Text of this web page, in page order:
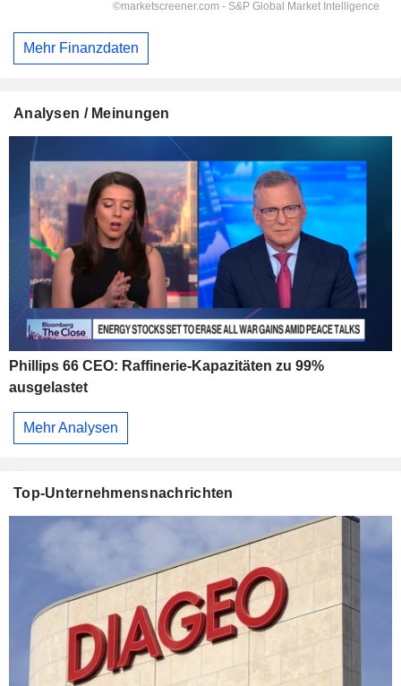
Mehr Finanzdaten
Analysen / Meinungen
Phillips 66 CEO: Raffinerie-Kapazitäten zu 99%
ausgelastet
Mehr Analysen
Top-Unternehmensnachrichten